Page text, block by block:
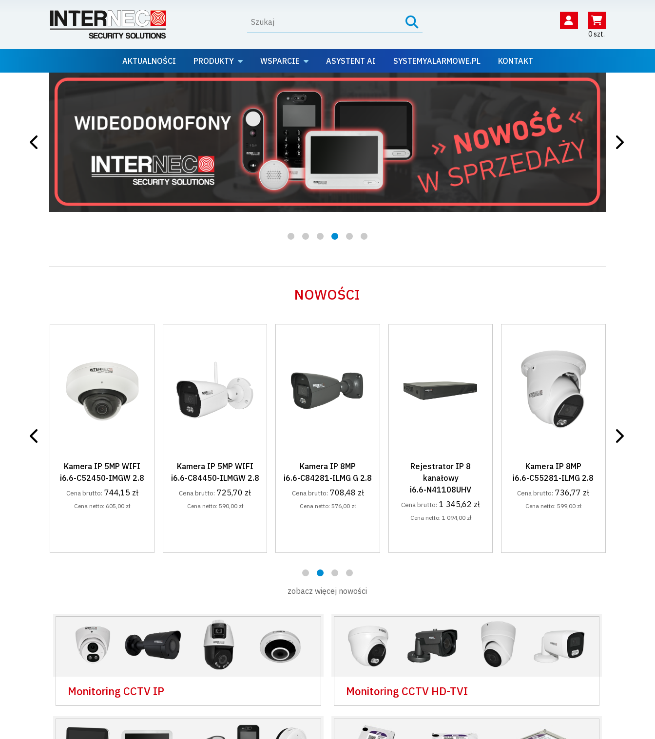
0 szt.
AKTUALNOŚCI PRODUKTY WSPARCIE ASYSTENT AI SYSTEMYALARMOWE.PL KONTAKT
NOWOŚCI
Kamera IP 5MP WIFI
i6.6-C84450-ILMGW 2.8
Cena brutto: 725,70 zł
Cena netto: 590,00 zł
Kamera IP 8MP
i6.6-C84281-ILMG G 2.8
Cena brutto: 708,48 zł
Cena netto: 576,00 zł
Rejestrator IP 8
kanałowy
i6.6-N41108UHV
Cena brutto: 1 345,62 zł
Kamera IP 8MP
i6.6-C55281-ILMG 2.8
Cena brutto: 736,77 zł
Cena netto: 599,00 zł
OBUDOWA NATYNKOWA
DO STACJI i6.6-
VST1000
zobacz więcej nowości
Monitoring CCTV IP Monitoring CCTV HD-TVI